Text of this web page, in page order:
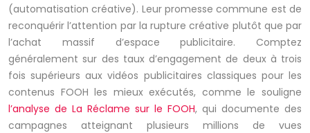
(automatisation créative). Leur promesse commune est de
reconquérir l’attention par la rupture créative plutôt que par
l’achat massif d’espace publicitaire. Comptez
généralement sur des taux d’engagement de deux à trois
fois supérieurs aux vidéos publicitaires classiques pour les
contenus FOOH les mieux exécutés, comme le souligne
l’analyse de La Réclame sur le FOOH, qui documente des
campagnes atteignant plusieurs millions de vues